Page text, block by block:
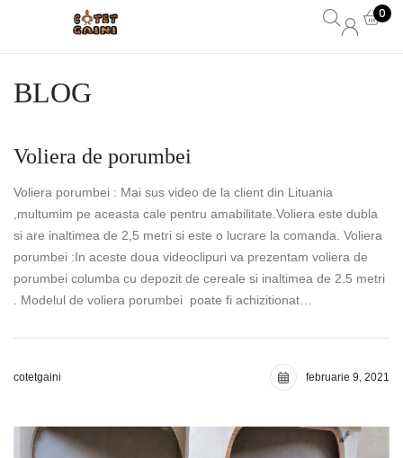
0
BLOG
Voliera de porumbei
Voliera porumbei : Mai sus video de la client din Lituania
,multumim pe aceasta cale pentru amabilitate.Voliera este dubla
si are inaltimea de 2,5 metri si este o lucrare la comanda. Voliera
porumbei :In aceste doua videoclipuri va prezentam voliera de
porumbei columba cu depozit de cereale si inaltimea de 2.5 metri
. Modelul de voliera porumbei poate fi achizitionat…
cotetgaini februarie 9, 2021